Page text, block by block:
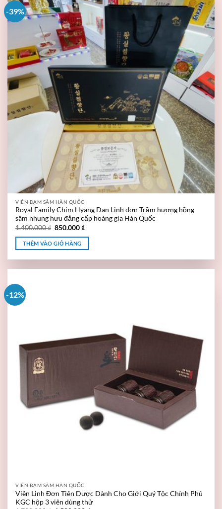
-39%
VIÊN ĐẠM SÂM HÀN QUỐC
Royal Family Chim Hyang Dan Linh đơn Trầm hương hồng
sâm nhung hưu đẳng cấp hoàng gia Hàn Quốc
1.400.000₫ 850.000₫
THÊM VÀO GIỎ HÀNG
-12%
VIÊN ĐẠM SÂM HÀN QUỐC
Viên Linh Đơn Tiên Dược Dành Cho Giới Quý Tộc Chính Phủ
KGC hộp 3 viên dùng thử